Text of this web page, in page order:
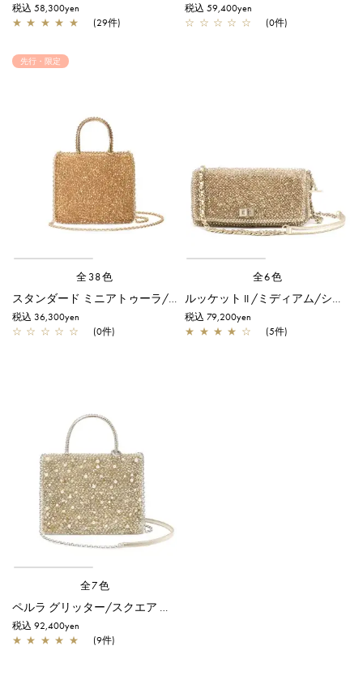
税込 58,300yen
★ ★ ★ ★ ★ (29件)
税込 59,400yen
☆ ☆ ☆ ☆ ☆ (0件)
先行・限定
全38色
スタンダード ミニアトゥーラ/シャンパンゴールド【オンラインストア先行販売カラー】
税込 36,300yen
☆ ☆ ☆ ☆ ☆ (0件)
全6色
ルッケット II /ミディアム/シルバーゴールド
税込 79,200yen
★ ★ ★ ★ ☆ (5件)
全7色
ペルラ グリッター/スクエア ミディアム/シルバーゴールド
税込 92,400yen
★ ★ ★ ★ ★ (9件)